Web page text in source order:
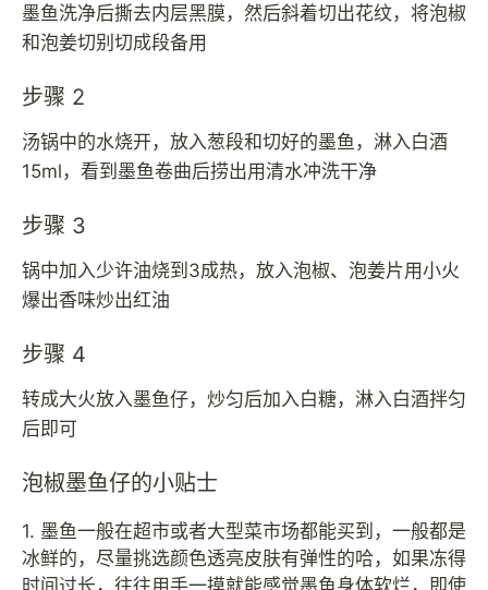
墨鱼洗净后撕去内层黑膜，然后斜着切出花纹，将泡椒
和泡姜切别切成段备用
步骤 2
汤锅中的水烧开，放入葱段和切好的墨鱼，淋入白酒
15ml，看到墨鱼卷曲后捞出用清水冲洗干净
步骤 3
锅中加入少许油烧到3成热，放入泡椒、泡姜片用小火
爆出香味炒出红油
步骤 4
转成大火放入墨鱼仔，炒匀后加入白糖，淋入白酒拌匀
后即可
泡椒墨鱼仔的小贴士
1. 墨鱼一般在超市或者大型菜市场都能买到，一般都是
冰鲜的，尽量挑选颜色透亮皮肤有弹性的哈，如果冻得
时间过长，往往用手一摸就能感觉墨鱼身体软烂，即使